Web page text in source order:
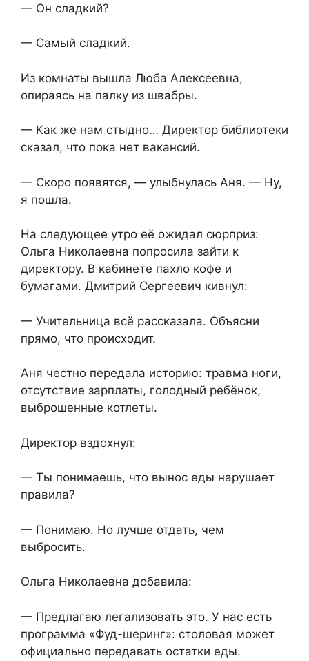
— Он сладкий?
— Самый сладкий.
Из комнаты вышла Люба Алексеевна,
опираясь на палку из швабры.
— Как же нам стыдно… Директор библиотеки
сказал, что пока нет вакансий.
— Скоро появятся, — улыбнулась Аня. — Ну,
я пошла.
На следующее утро её ожидал сюрприз:
Ольга Николаевна попросила зайти к
директору. В кабинете пахло кофе и
бумагами. Дмитрий Сергеевич кивнул:
— Учительница всё рассказала. Объясни
прямо, что происходит.
Аня честно передала историю: травма ноги,
отсутствие зарплаты, голодный ребёнок,
выброшенные котлеты.
Директор вздохнул:
— Ты понимаешь, что вынос еды нарушает
правила?
— Понимаю. Но лучше отдать, чем
выбросить.
Ольга Николаевна добавила:
— Предлагаю легализовать это. У нас есть
программа «Фуд-шеринг»: столовая может
официально передавать остатки еды.